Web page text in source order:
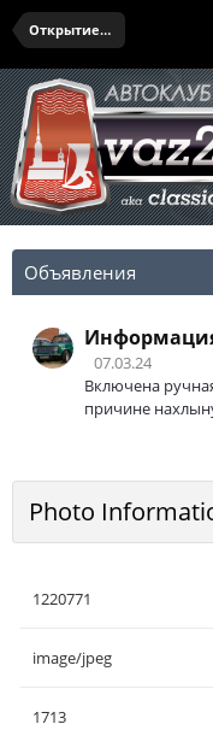
Открытие сезона 2022
Объявления
07.03.24
Включена
причине
Photo
1220771
image/jpeg
1713